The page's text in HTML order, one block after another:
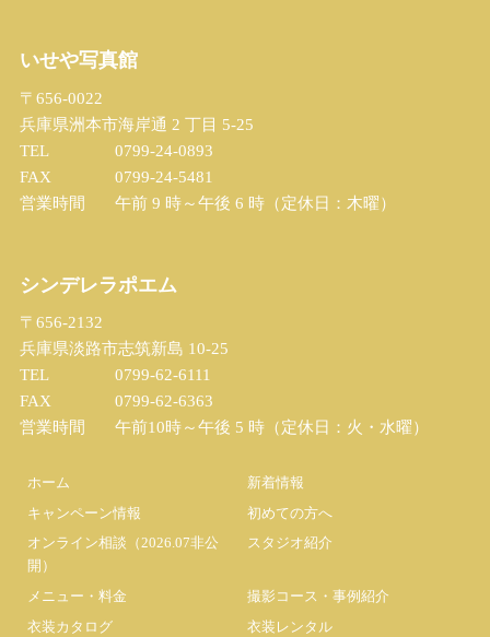
いせや写真館
〒656-0022
兵庫県洲本市海岸通 2 丁目 5-25
TEL
0799-24-0893
FAX
0799-24-5481
営業時間
午前 9 時～午後 6 時（定休日：木曜）
シンデレラポエム
〒656-2132
兵庫県淡路市志筑新島 10-25
TEL
0799-62-6111
FAX
0799-62-6363
営業時間
午前10時～午後 5 時（定休日：火・水曜）
ホーム
新着情報
キャンペーン情報
初めての方へ
オンライン相談（2026.07非公
開）
スタジオ紹介
メニュー・料金
撮影コース・事例紹介
衣装カタログ
衣装レンタル